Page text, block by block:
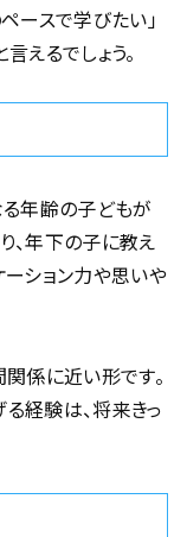
ースで学びたい」
えるでしょう。
る年齢の子どもが
、年下の子に教え
ーション力や思いや
係に近い形です。
経験は、将来きっ